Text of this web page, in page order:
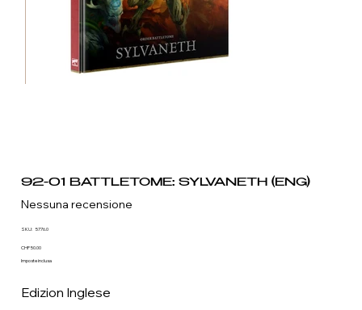
92-01 BATTLETOME: SYLVANETH (ENG)
Nessuna recensione
SKU: SKU
5776.0
Prezzo
CHF 50.00
Imposte inclusa
Edizion Inglese